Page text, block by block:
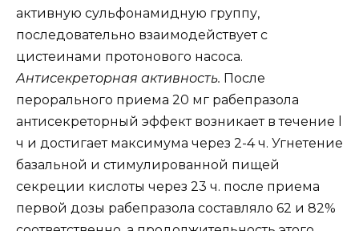
активную сульфонамидную группу,
последовательно взаимодействует с
цистеинами протонового насоса.
Антисекреторная активность. После
перорального приема 20 мг рабепразола
антисекреторный эффект возникает в течение l
ч и достигает максимума через 2-4 ч. Угнетение
базальной и стимулированной пищей
секреции кислоты через 23 ч. после приема
первой дозы рабепразола составляло 62 и 82%